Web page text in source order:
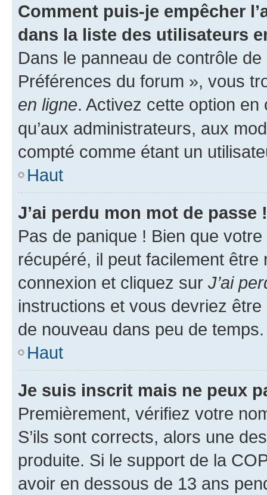
Comment puis-je empêcher
dans la liste des utilisateurs
Dans le panneau de contrôle
Préférences du forum », vous
en ligne. Activez cette option
qu’aux administrateurs, aux
compté comme étant un
Haut
J’ai perdu mon mot de passe !
Pas de panique ! Bien que
récupéré, il peut facilement
connexion et cliquez sur J’ai
instructions et vous devriez
de nouveau dans peu de temps.
Haut
Je suis inscrit mais ne peux
Premièrement, vérifiez votre
S’ils sont corrects, alors une
produite. Si le support de la
avoir en dessous de 13 ans